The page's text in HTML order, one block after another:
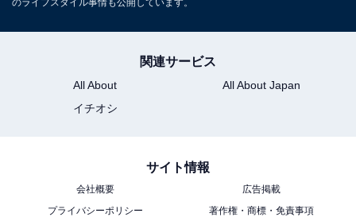
こちらもおすすめ
きる施設。源泉かけ流しの湯でリラックス
のライフスタイル事情も公開しています。
関連サービス
All About
All About Japan
イチオシ
サイト情報
会社概要
広告掲載
プライバシーポリシー
著作権・商標・免責事項